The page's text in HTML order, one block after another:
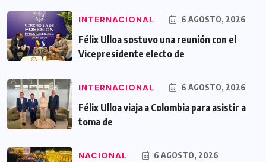
INTERNACIONAL 6 AGOSTO, 2026
Félix Ulloa sostuvo una reunión con el
Vicepresidente electo de
INTERNACIONAL 6 AGOSTO, 2026
Félix Ulloa viaja a Colombia para asistir a
toma de
NACIONAL 6 AGOSTO, 2026